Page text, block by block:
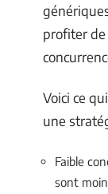
profiter
Voici ce
une
Faible
sont